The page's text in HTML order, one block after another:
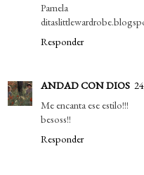
Pamela
Responder
ANDAD CON DIOS
Me encanta ese estilo!!!
besoss!!
Responder